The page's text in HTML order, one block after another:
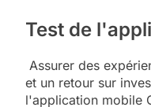
Test de
Assurer des
et un retour sur
l'application mobile